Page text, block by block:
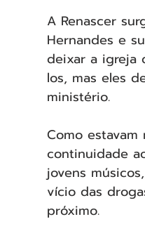
A Renascer
Hernandes e
deixar a igreja
los, mas eles
ministério.
Como
continuidade
jovens
vício das
próximo.